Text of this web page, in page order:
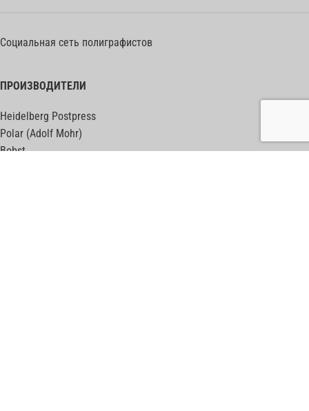
Социальная сеть полиграфистов
ПРОИЗВОДИТЕЛИ
Heidelberg Postpress
Polar (Adolf Mohr)
Bobst